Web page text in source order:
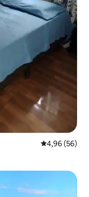
4,96 de uma
4,96 (56)